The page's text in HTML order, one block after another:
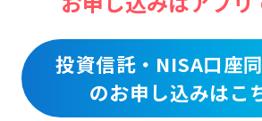
ポイントサービス「たまるーじ
キャッシュレスサービス
よくあるご質問
投資信託・NISA口座
のお申し込みはこ